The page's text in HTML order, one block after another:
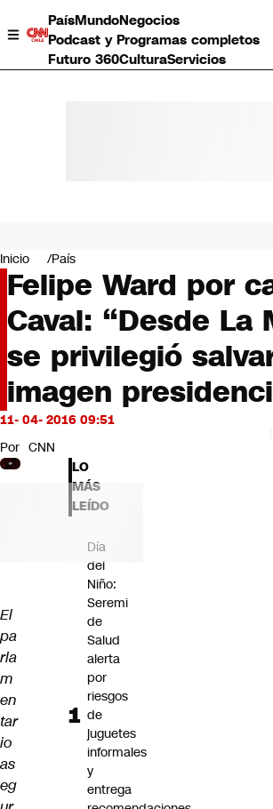
PaísMundoNegocios
Podcast y Programas completos
Futuro 360CulturaServicios
Negocios
Deportes
Programas completos
Cultura
Servicios
Bits
CNN Data
CNN tiempo
Futuro 360
Inicio País
Felipe Ward por
Caval: “Desde La
se privilegió
imagen
11- 04- 2016 09:51
Por CNN
El
pa
rla
m
en
tar
io
as
eg
LO
MÁS
LEÍDO
Día
del
Niño:
Seremi
de
Salud
alerta
por
riesgos
de
juguetes
informales
y
entrega